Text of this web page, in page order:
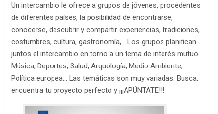
Un intercambio le ofrece a grupos de jóvenes, procedentes
de diferentes países, la posibilidad de encontrarse,
conocerse, descubrir y compartir experiencias, tradiciones,
costumbres, cultura, gastronomía,… Los grupos planifican
juntos el intercambio en torno a un tema de interés mutuo.
Música, Deportes, Salud, Arquología, Medio Ambiente,
Política europea… Las temáticas son muy variadas. Busca,
encuentra tu proyecto perfecto y ¡¡¡APÚNTATE!!!